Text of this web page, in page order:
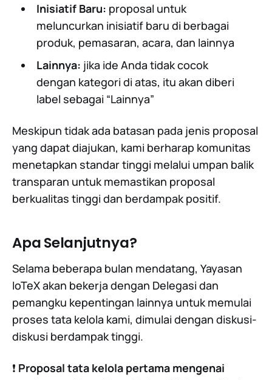
Inisiatif Baru: proposal untuk
meluncurkan inisiatif baru di berbagai
produk, pemasaran, acara, dan lainnya
Lainnya: jika ide Anda tidak cocok
dengan kategori di atas, itu akan diberi
label sebagai “Lainnya”
Meskipun tidak ada batasan pada jenis proposal
yang dapat diajukan, kami berharap komunitas
menetapkan standar tinggi melalui umpan balik
transparan untuk memastikan proposal
berkualitas tinggi dan berdampak positif.
Apa Selanjutnya?
Selama beberapa bulan mendatang, Yayasan
IoTeX akan bekerja dengan Delegasi dan
pemangku kepentingan lainnya untuk memulai
proses tata kelola kami, dimulai dengan diskusi-
diskusi berdampak tinggi.
❗ ️ Proposal tata kelola pertama mengenai